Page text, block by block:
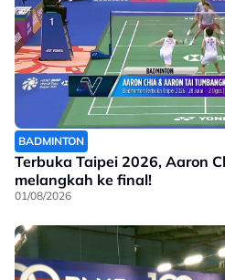
BADMINTON
Terbuka Taipei 2026, Aaron
melangkah ke final!
01/08/2026